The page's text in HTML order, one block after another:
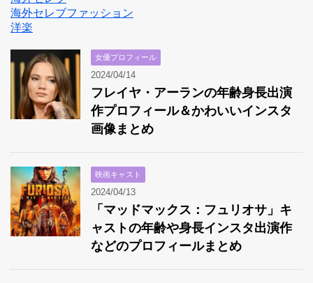
海外セレブファッション
洋楽
女優プロフィール
2024/04/14
フレイヤ・アーランの年齢身長出演
作プロフィール＆かわいいインスタ
画像まとめ
映画キャスト
2024/04/13
「マッドマックス：フュリオサ」キ
ャストの年齢や身長インスタ出演作
などのプロフィールまとめ